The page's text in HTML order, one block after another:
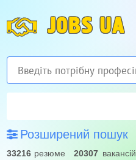
JOBS UA
Розширений пошук
33216 резюме 20307 вакансій